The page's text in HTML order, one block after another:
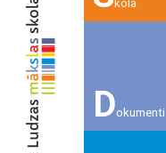
kola
Dokumenti